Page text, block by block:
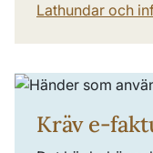
Lathundar och
Kräv e-